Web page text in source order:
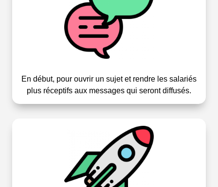
En début, pour ouvrir un sujet et rendre les salariés
plus réceptifs aux messages qui seront diffusés.